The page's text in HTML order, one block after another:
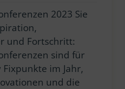
2023 Sie
und Fortschritt:
sind für
im Jahr,
und die